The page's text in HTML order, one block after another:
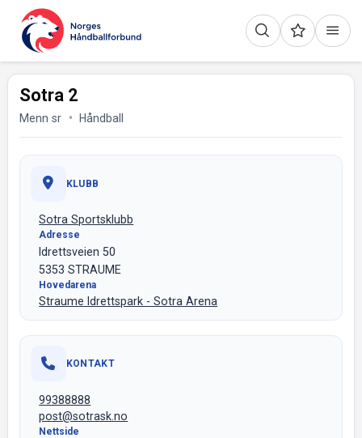
Sotra 2
Menn sr Håndball
KLUBB
Sotra Sportsklubb
Adresse
Idrettsveien 50
5353 STRAUME
Hovedarena
Straume Idrettspark - Sotra Arena
KONTAKT
99388888
post@sotrask.no
Nettside